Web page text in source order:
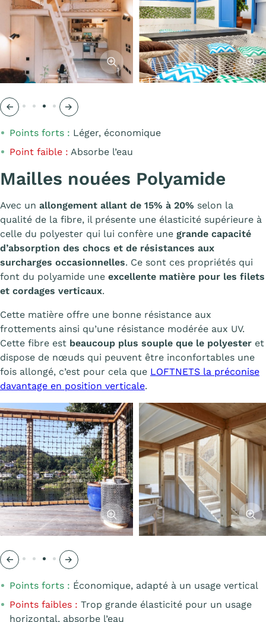
Afficher l'image
Précédent
Suivant
Points forts : Léger, économique
Point faible : Absorbe l’eau
Mailles nouées Polyamide
Avec un allongement allant de 15% à 20% selon la
qualité de la fibre, il présente une élasticité supérieure à
celle du polyester qui lui confère une grande capacité
d’absorption des chocs et de résistances aux
surcharges occasionnelles. Ce sont ces propriétés qui
font du polyamide une excellente matière pour les filets
et cordages verticaux.
Cette matière offre une bonne résistance aux
frottements ainsi qu’une résistance modérée aux UV.
Cette fibre est beaucoup plus souple que le polyester et
dispose de nœuds qui peuvent être inconfortables une
fois allongé, c’est pour cela que LOFTNETS la préconise
davantage en position verticale.
Afficher l'image
Précédent
Suivant
Points forts : Économique, adapté à un usage vertical
Points faibles : Trop grande élasticité pour un usage
horizontal, absorbe l’eau